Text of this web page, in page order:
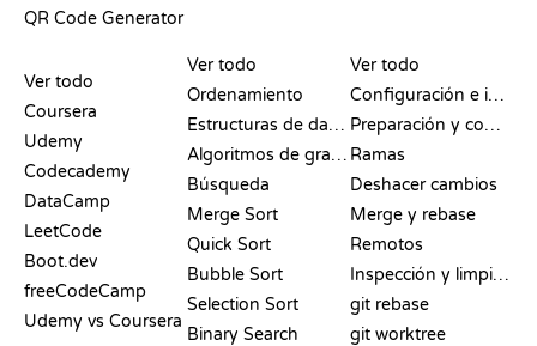
QR Code Generator
Ver todo
Coursera
Udemy
Codecademy
DataCamp
LeetCode
Boot.dev
freeCodeCamp
Udemy vs Coursera
Ver todo
Ordenamiento
Estructuras de datos
Algoritmos de grafos
Búsqueda
Merge Sort
Quick Sort
Bubble Sort
Selection Sort
Binary Search
Ver todo
Configuración e inicio
Preparación y commit
Ramas
Deshacer cambios
Merge y rebase
Remotos
Inspección y limpieza
git rebase
git worktree